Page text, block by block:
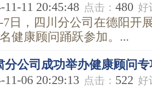
11-11 20:45:48 点击： 480 好
日，四川分公司在德阳开
健康顾问踊跃参加。...
分公司成功举办健康顾问
11-06 20:29:13 点击： 522 好